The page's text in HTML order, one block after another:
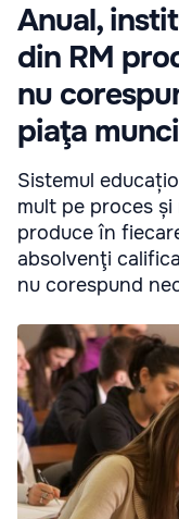
Anual,
din RM
nu
piaţa
Sistemul
mult pe proces
produce în
absolvenţi
nu corespund